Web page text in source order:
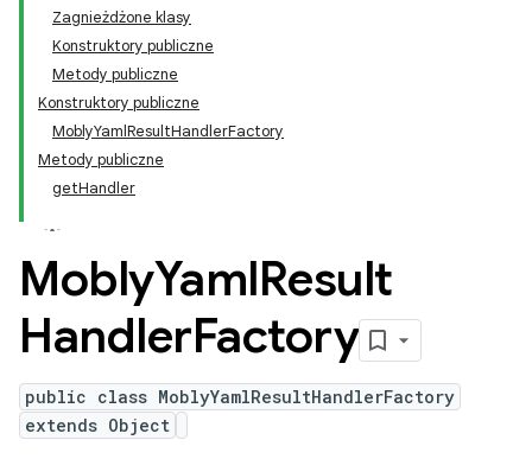
Zagnieżdżone klasy
Konstruktory publiczne
Metody publiczne
Konstruktory publiczne
MoblyYamlResultHandlerFactory
Metody publiczne
getHandler
MoblyYamlResult
HandlerFactory
public class MoblyYamlResultHandlerFactory
extends Object